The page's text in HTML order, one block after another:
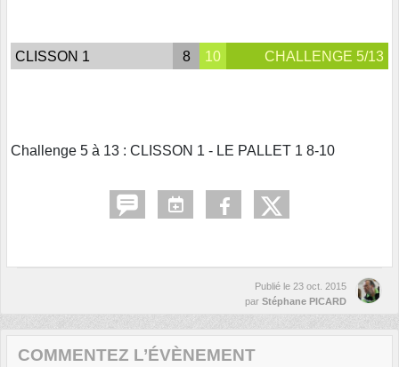
CLISSON 1 8 10 CHALLENGE 5/13
Challenge 5 à 13 : CLISSON 1 - LE PALLET 1 8-10
Publié le 23 oct. 2015
par Stéphane PICARD
COMMENTEZ L’ÉVÈNEMENT